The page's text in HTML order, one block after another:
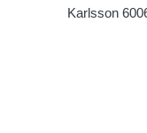
Karlsson